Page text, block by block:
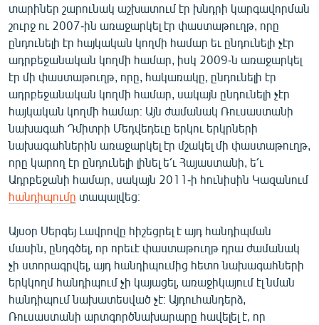
«Ազատության» բոլոր կայքերը
տարիներ շարունակ աշխատում էր խնդրի կարգավորման
շուրջ ու 2007-ին առաջարկել էր փաստաթուղթ, որը
ընդունելի էր հայկական կողմի համար եւ ընդունելի չէր
ադրբեջանական կողմի համար, իսկ 2009-ն առաջարկել
էր մի փաստաթուղթ, որը, հակառակը, ընդունելի էր
ադրբեջանական կողմի համար, սակայն ընդունելի չէր
հայկական կողմի համար։ Այն ժամանակ Ռուսաստանի
նախագահ Դմիտրի Մեդվեդեւը երկու երկրների
նախագահներին առաջարկել էր մշակել մի փաստաթուղթ,
որը կարող էր ընդունելի լինել ե՛ւ Հայաստանի, ե՛ւ
Ադրբեջանի համար, սակայն 2011-ի հունիսին Կազանում
հանդիպումը տապալվեց։
Այսօր Սերգեյ Լավրովը հիշեցրել է այդ հանդիպման
մասին, ընդգծել, որ որեւէ փաստաթուղթ դրա ժամանակ
չի ստորագրվել, այդ հանդիպումից հետո նախագահների
երկկողմ հանդիպում չի կայացել, առաջիկայում էլ նման
հանդիպում նախատեսված չէ։ Այդուհանդերձ,
Ռուսաստանի արտգործնախարարը հավելել է, որ